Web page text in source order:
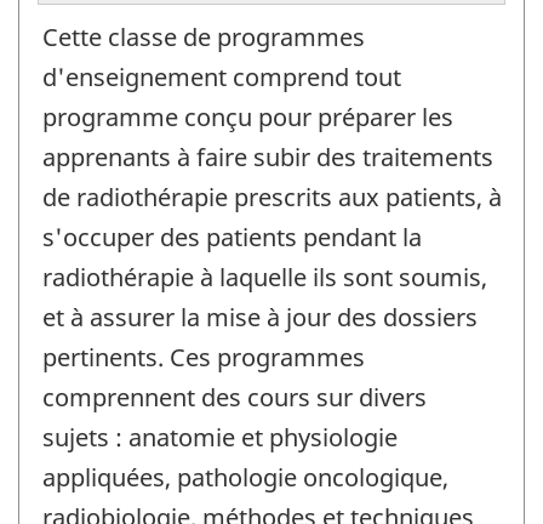
Cette classe de programmes
d'enseignement comprend tout
programme conçu pour préparer les
apprenants à faire subir des traitements
de radiothérapie prescrits aux patients, à
s'occuper des patients pendant la
radiothérapie à laquelle ils sont soumis,
et à assurer la mise à jour des dossiers
pertinents. Ces programmes
comprennent des cours sur divers
sujets : anatomie et physiologie
appliquées, pathologie oncologique,
radiobiologie, méthodes et techniques